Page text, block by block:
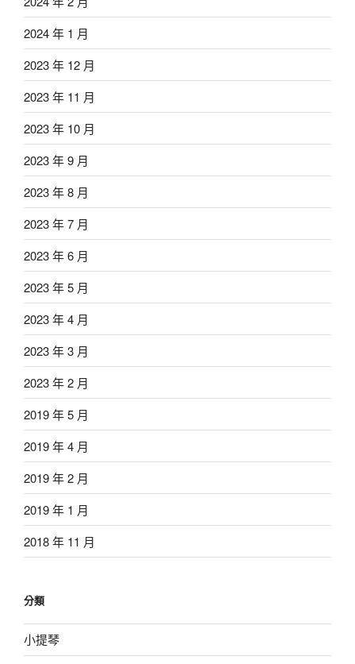
2024 年 1 月
2023 年 12 月
2023 年 11 月
2023 年 10 月
2023 年 9 月
2023 年 8 月
2023 年 7 月
2023 年 6 月
2023 年 5 月
2023 年 4 月
2023 年 3 月
2023 年 2 月
2019 年 5 月
2019 年 4 月
2019 年 2 月
2019 年 1 月
2018 年 11 月
分類
小提琴